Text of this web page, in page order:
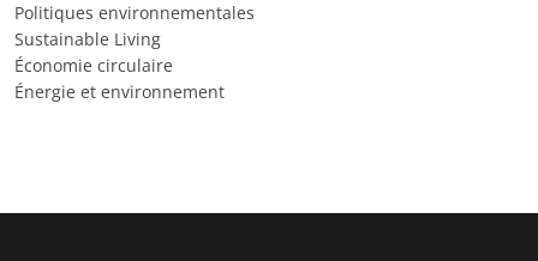
Politiques environnementales
Sustainable Living
Économie circulaire
Énergie et environnement